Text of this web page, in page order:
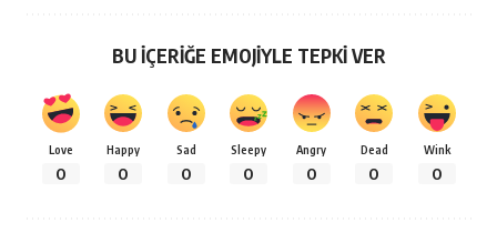
BU İÇERİĞE EMOJİYLE TEPKİ VER
Love
0
Happy
0
Sad
0
Sleepy
0
Angry
0
Dead
0
Wink
0